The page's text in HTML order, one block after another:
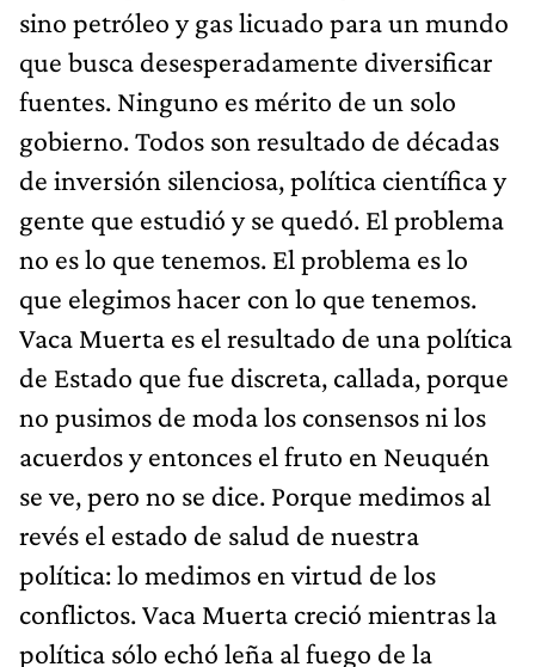
sino petróleo y gas licuado para un mundo
que busca desesperadamente diversificar
fuentes. Ninguno es mérito de un solo
gobierno. Todos son resultado de décadas
de inversión silenciosa, política científica y
gente que estudió y se quedó. El problema
no es lo que tenemos. El problema es lo
que elegimos hacer con lo que tenemos.
Vaca Muerta es el resultado de una política
de Estado que fue discreta, callada, porque
no pusimos de moda los consensos ni los
acuerdos y entonces el fruto en Neuquén
se ve, pero no se dice. Porque medimos al
revés el estado de salud de nuestra
política: lo medimos en virtud de los
conflictos. Vaca Muerta creció mientras la
política sólo echó leña al fuego de la